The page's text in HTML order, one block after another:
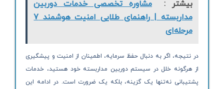
بیشتر :
مشاوره تخصصی خدمات دوربین
مداربسته | راهنمای طلایی امنیت هوشمند 7
مرحله‌ای
در نتیجه، اگر به دنبال حفظ سرمایه، اطمینان از امنیت و پیشگیری
از هرگونه خلل در سیستم دوربین مداربسته خود هستید، خدمات
پشتیبانی نه‌تنها یک گزینه، بلکه یک ضرورت است. در ادامه این